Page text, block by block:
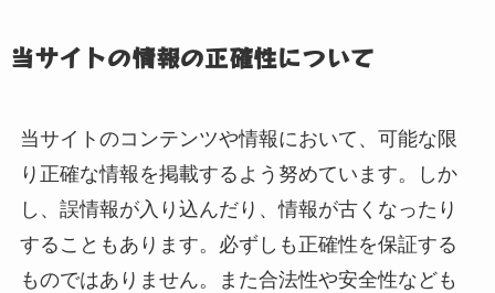
当サイトの情報の正確性について
当サイトのコンテンツや情報において、可能な限
り正確な情報を掲載するよう努めています。しか
し、誤情報が入り込んだり、情報が古くなったり
することもあります。必ずしも正確性を保証する
ものではありません。また合法性や安全性なども